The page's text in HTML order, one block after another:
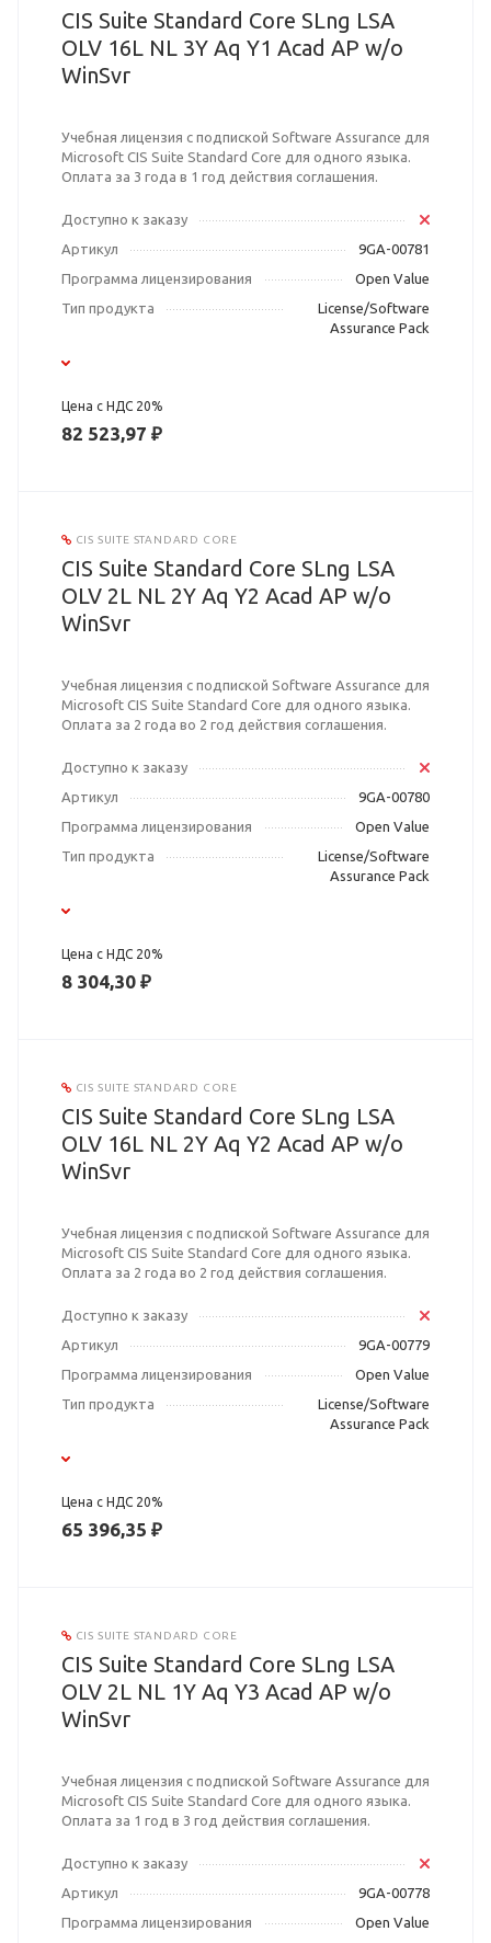
CIS Suite Standard Core SLng LSA
OLV 16L NL 3Y Aq Y1 Acad AP w/o
WinSvr
Учебная лицензия с подпиской Software Assurance для
Microsoft CIS Suite Standard Core для одного языка.
Оплата за 3 года в 1 год действия соглашения.
Доступно к заказу
Артикул
9GA-00781
Программа лицензирования
Open Value
Тип продукта
License/Software
Assurance Pack
Цена с НДС 20%
82 523,97 ₽
CIS SUITE STANDARD CORE
CIS Suite Standard Core SLng LSA
OLV 2L NL 2Y Aq Y2 Acad AP w/o
WinSvr
Учебная лицензия с подпиской Software Assurance для
Microsoft CIS Suite Standard Core для одного языка.
Оплата за 2 года во 2 год действия соглашения.
Доступно к заказу
Артикул
9GA-00780
Программа лицензирования
Open Value
Тип продукта
License/Software
Assurance Pack
Цена с НДС 20%
8 304,30 ₽
CIS SUITE STANDARD CORE
CIS Suite Standard Core SLng LSA
OLV 16L NL 2Y Aq Y2 Acad AP w/o
WinSvr
Учебная лицензия с подпиской Software Assurance для
Microsoft CIS Suite Standard Core для одного языка.
Оплата за 2 года во 2 год действия соглашения.
Доступно к заказу
Артикул
9GA-00779
Программа лицензирования
Open Value
Тип продукта
License/Software
Assurance Pack
Цена с НДС 20%
65 396,35 ₽
CIS SUITE STANDARD CORE
CIS Suite Standard Core SLng LSA
OLV 2L NL 1Y Aq Y3 Acad AP w/o
WinSvr
Учебная лицензия с подпиской Software Assurance для
Microsoft CIS Suite Standard Core для одного языка.
Оплата за 1 год в 3 год действия соглашения.
Доступно к заказу
Артикул
9GA-00778
Программа лицензирования
Open Value